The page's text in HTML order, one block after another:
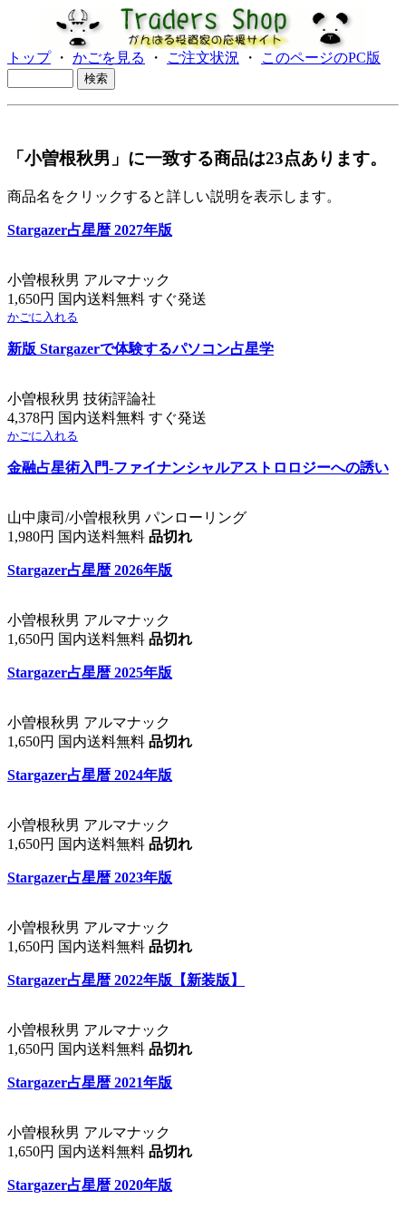
トップ・ かごを見る ・ ご注文状況 ・ このページのPC版
「小曽根秋男」に一致する商品は23点あります。
商品名をクリックすると詳しい説明を表示します。
Stargazer占星暦 2027年版
小曽根秋男 アルマナック
1,650円 国内送料無料 すぐ発送
かごに入れる
新版 Stargazerで体験するパソコン占星学
小曽根秋男 技術評論社
4,378円 国内送料無料 すぐ発送
かごに入れる
金融占星術入門-ファイナンシャルアストロロジーへの誘い
山中康司/小曽根秋男 パンローリング
1,980円 国内送料無料 品切れ
Stargazer占星暦 2026年版
小曽根秋男 アルマナック
1,650円 国内送料無料 品切れ
Stargazer占星暦 2025年版
小曽根秋男 アルマナック
1,650円 国内送料無料 品切れ
Stargazer占星暦 2024年版
小曽根秋男 アルマナック
1,650円 国内送料無料 品切れ
Stargazer占星暦 2023年版
小曽根秋男 アルマナック
1,650円 国内送料無料 品切れ
Stargazer占星暦 2022年版【新装版】
小曽根秋男 アルマナック
1,650円 国内送料無料 品切れ
Stargazer占星暦 2021年版
小曽根秋男 アルマナック
1,650円 国内送料無料 品切れ
Stargazer占星暦 2020年版